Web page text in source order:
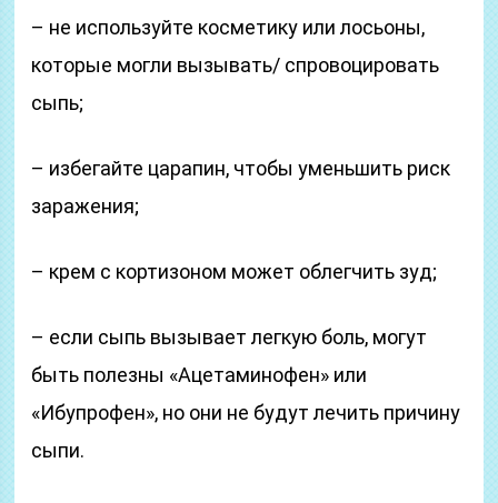
– не используйте косметику или лосьоны,
которые могли вызывать/ спровоцировать
сыпь;
– избегайте царапин, чтобы уменьшить риск
заражения;
– крем с кортизоном может облегчить зуд;
– если сыпь вызывает легкую боль, могут
быть полезны «Ацетаминофен» или
«Ибупрофен», но они не будут лечить причину
сыпи.